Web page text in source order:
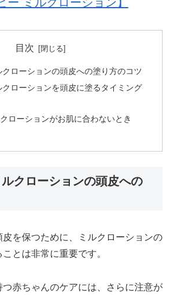
目次
ローションの頭皮への塗り方のコツ
ローションを頭皮に塗るタイミング
ローションがお肌に合わないとき
クローションの頭皮への
を保つために、ミルクローションの
とは非常に重要です。
赤ちゃんのケアには、さらに注意が